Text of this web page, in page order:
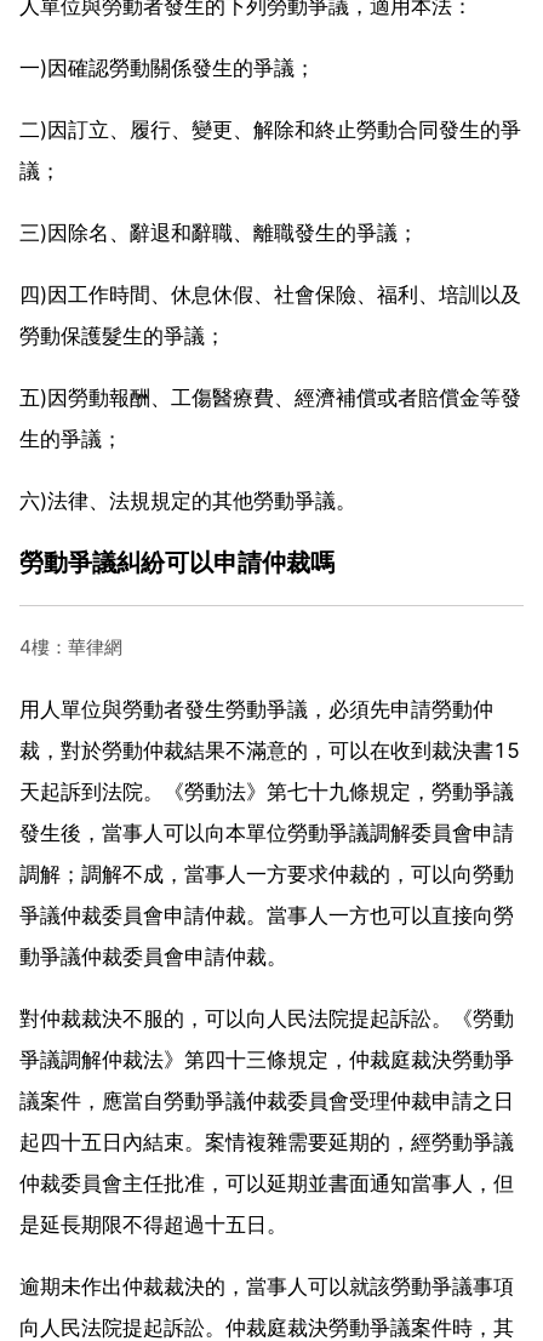
人單位與勞動者發生的下列勞動爭議，適用本法：
一)因確認勞動關係發生的爭議；
二)因訂立、履行、變更、解除和終止勞動合同發生的爭
議；
三)因除名、辭退和辭職、離職發生的爭議；
四)因工作時間、休息休假、社會保險、福利、培訓以及
勞動保護髮生的爭議；
五)因勞動報酬、工傷醫療費、經濟補償或者賠償金等發
生的爭議；
六)法律、法規規定的其他勞動爭議。
勞動爭議糾紛可以申請仲裁嗎
4樓：華律網
用人單位與勞動者發生勞動爭議，必須先申請勞動仲
裁，對於勞動仲裁結果不滿意的，可以在收到裁決書15
天起訴到法院。《勞動法》第七十九條規定，勞動爭議
發生後，當事人可以向本單位勞動爭議調解委員會申請
調解；調解不成，當事人一方要求仲裁的，可以向勞動
爭議仲裁委員會申請仲裁。當事人一方也可以直接向勞
動爭議仲裁委員會申請仲裁。
對仲裁裁決不服的，可以向人民法院提起訴訟。《勞動
爭議調解仲裁法》第四十三條規定，仲裁庭裁決勞動爭
議案件，應當自勞動爭議仲裁委員會受理仲裁申請之日
起四十五日內結束。案情複雜需要延期的，經勞動爭議
仲裁委員會主任批准，可以延期並書面通知當事人，但
是延長期限不得超過十五日。
逾期未作出仲裁裁決的，當事人可以就該勞動爭議事項
向人民法院提起訴訟。仲裁庭裁決勞動爭議案件時，其